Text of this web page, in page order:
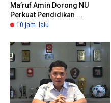
Ma’ruf Amin Dorong NU
Perkuat Pendidikan ...
10 jam lalu